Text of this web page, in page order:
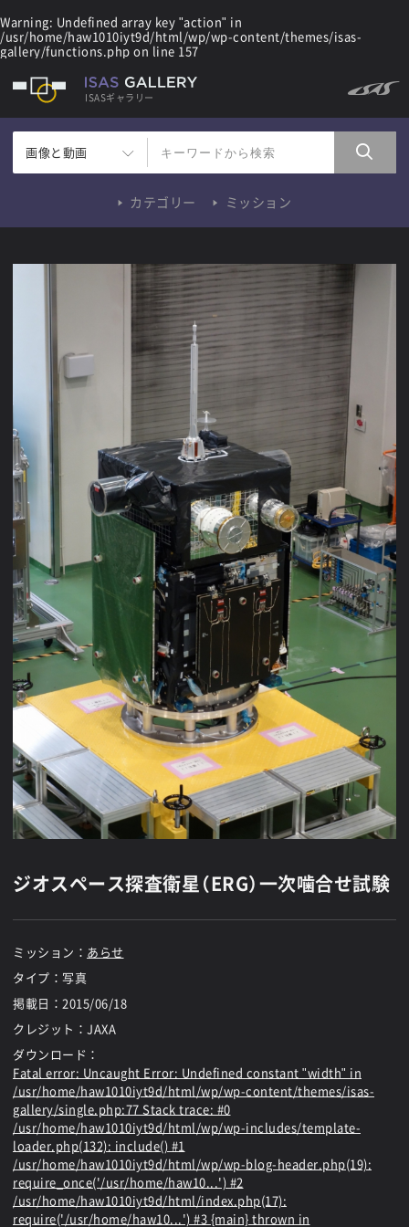
Warning: Undefined array key "action" in
/usr/home/haw1010iyt9d/html/wp/wp-content/themes/isas-
gallery/functions.php on line 157
ISASギャラリー
画像と動画
カテゴリー ミッション
ジオスペース探査衛星（ERG）一次噛合せ試験
ミッション： あらせ
タイプ：写真
掲載日： 2015/06/18
クレジット：JAXA
ダウンロード：
Fatal error: Uncaught Error: Undefined constant "width" in
/usr/home/haw1010iyt9d/html/wp/wp-content/themes/isas-
gallery/single.php:77 Stack trace: #0
/usr/home/haw1010iyt9d/html/wp/wp-includes/template-
loader.php(132): include() #1
/usr/home/haw1010iyt9d/html/wp/wp-blog-header.php(19):
require_once('/usr/home/haw10...') #2
/usr/home/haw1010iyt9d/html/index.php(17):
require('/usr/home/haw10...') #3 {main} thrown in